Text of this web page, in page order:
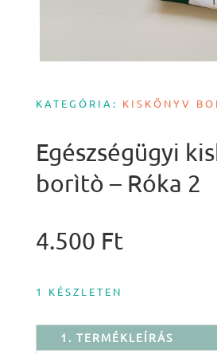
KATEGÓRIA: KISKÖNYV
Egészségügyi
borìtò – Róka 2
4.500 Ft
1 KÉSZLETEN
1. TERMÉKLEÍRÁS